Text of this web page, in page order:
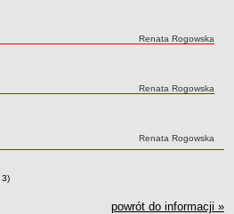
Autor:
Renata Rogowska
Autor:
Renata Rogowska
Autor:
Renata Rogowska
pozycjach
3)
powrót do informacji »